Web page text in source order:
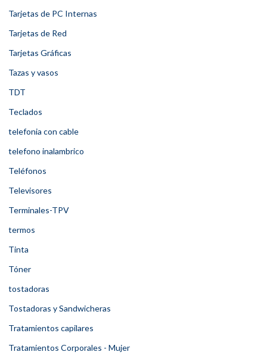
Tarjetas de PC Internas
Tarjetas de Red
Tarjetas Gráficas
Tazas y vasos
TDT
Teclados
telefonia con cable
telefono inalambrico
Teléfonos
Televisores
Terminales-TPV
termos
Tinta
Tóner
tostadoras
Tostadoras y Sandwicheras
Tratamientos capilares
Tratamientos Corporales - Mujer